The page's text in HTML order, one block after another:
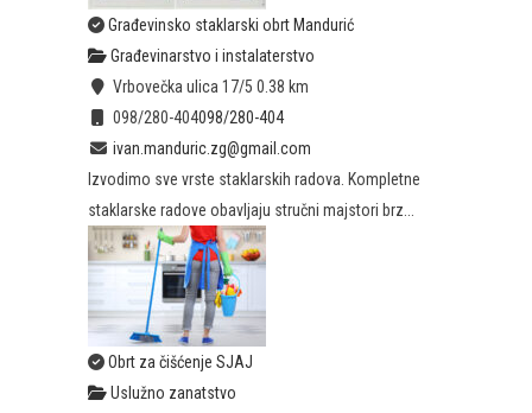
Građevinsko staklarski obrt Mandurić
Građevinarstvo i instalaterstvo
Vrbovečka ulica 17/5 0.38 km
098/280-404098/280-404
ivan.manduric.zg@gmail.com
Izvodimo sve vrste staklarskih radova. Kompletne
staklarske radove obavljaju stručni majstori brz...
Obrt za čišćenje SJAJ
Uslužno zanatstvo